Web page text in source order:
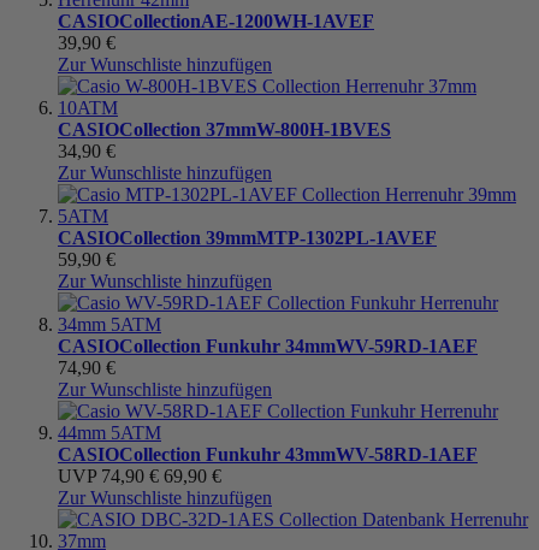
CASIOCollectionAE-1200WH-1AVEF
39,90 €
Zur Wunschliste hinzufügen
CASIOCollection 37mmW-800H-1BVES
34,90 €
Zur Wunschliste hinzufügen
CASIOCollection 39mmMTP-1302PL-1AVEF
59,90 €
Zur Wunschliste hinzufügen
CASIOCollection Funkuhr 34mmWV-59RD-1AEF
74,90 €
Zur Wunschliste hinzufügen
CASIOCollection Funkuhr 43mmWV-58RD-1AEF
UVP 74,90 € 69,90 €
Zur Wunschliste hinzufügen